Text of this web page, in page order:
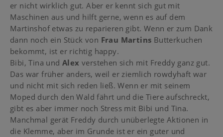
er nicht wirklich gut. Aber er kennt sich gut mit
Maschinen aus und hilft gerne, wenn es auf dem
Martinshof etwas zu reparieren gibt. Wenn er zum Dank
dann noch ein Stück von Frau Martins Butterkuchen
bekommt, ist er richtig happy.
Bibi, Tina und Alex verstehen sich mit Freddy ganz gut.
Das war früher anders, weil er ziemlich rowdyhaft war
und nicht mit sich reden ließ. Wenn er mit seinem
Moped durch den Wald fährt und die Tiere aufschreckt,
gibt es aber immer noch Stress mit Bibi und Tina.
Manchmal gerät Freddy durch unüberlegte Aktionen in
die Klemme, aber im Grunde ist er ein guter und